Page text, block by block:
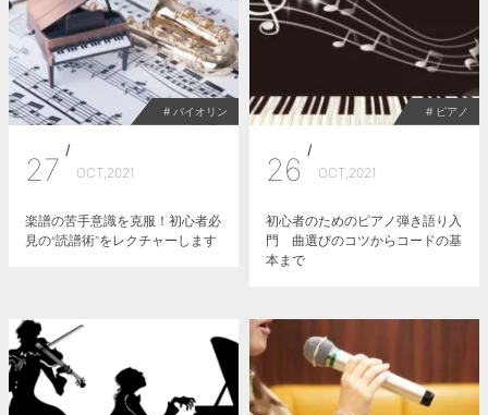
# バイオリン
27
/
OCT,2021
楽譜の苦手意識を克服！初心者必
見の“読譜術”をレクチャーします
# ピアノ
26
/
OCT,2021
初心者のためのピアノ弾き語り入
門 曲選びのコツからコードの基
本まで